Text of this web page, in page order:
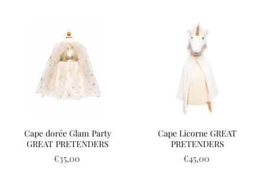
Cape dorée Glam Party
GREAT PRETENDERS
€35,00
Cape Licorne GREAT
PRETENDERS
€45,00